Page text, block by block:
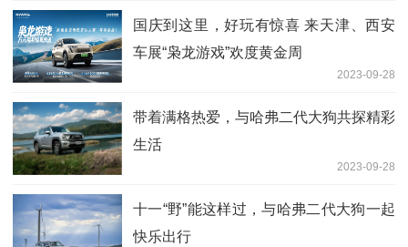
国庆到这里，好玩有惊喜 来天津、西安
车展“枭龙游戏”欢度黄金周
2023-09-28
带着满格热爱，与哈弗二代大狗共探精彩
生活
2023-09-28
十一“野”能这样过，与哈弗二代大狗一起
快乐出行